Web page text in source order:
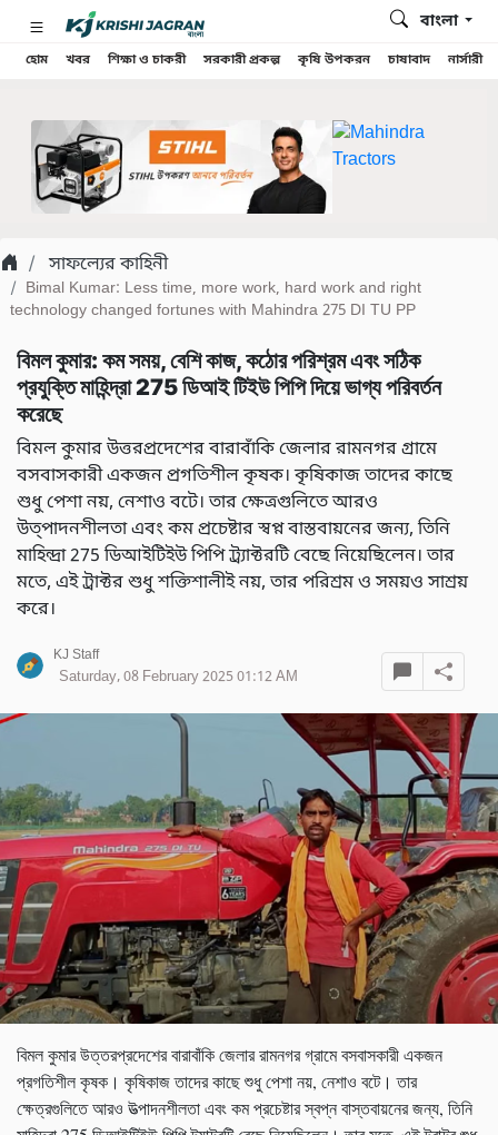
হোম খবর শিক্ষা ও চাকরী সরকারী প্রকল্প কৃষি উপকরন চাষাবাদ নার্সারী
বাংলা
সাফল্যের কাহিনী
Bimal Kumar: Less time, more work, hard work and right
technology changed fortunes with Mahindra 275 DI TU PP
বিমল কুমার: কম সময়, বেশি কাজ, কঠোর পরিশ্রম এবং সঠিক
প্রযুক্তি মাহিন্দ্রা 275 ডিআই টিইউ পিপি দিয়ে ভাগ্য পরিবর্তন
করেছে
বিমল কুমার উত্তরপ্রদেশের বারাবাঁকি জেলার রামনগর গ্রামে
বসবাসকারী একজন প্রগতিশীল কৃষক। কৃষিকাজ তাদের কাছে
শুধু পেশা নয়, নেশাও বটে। তার ক্ষেত্রগুলিতে আরও
উত্পাদনশীলতা এবং কম প্রচেষ্টার স্বপ্ন বাস্তবায়নের জন্য, তিনি
মাহিন্দ্রা 275 ডিআইটিইউ পিপি ট্র্যাক্টরটি বেছে নিয়েছিলেন। তার
মতে, এই ট্রাক্টর শুধু শক্তিশালীই নয়, তার পরিশ্রম ও সময়ও সাশ্রয়
করে।
KJ Staff
Saturday, 08 February 2025 01:12 AM
বিমল কুমার উত্তরপ্রদেশের বারাবাঁকি জেলার রামনগর গ্রামে বসবাসকারী একজন
প্রগতিশীল কৃষক। কৃষিকাজ তাদের কাছে শুধু পেশা নয়, নেশাও বটে। তার
ক্ষেত্রগুলিতে আরও উত্পাদনশীলতা এবং কম প্রচেষ্টার স্বপ্ন বাস্তবায়নের জন্য, তিনি